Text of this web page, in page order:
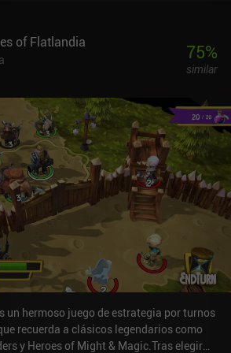
of Flatlandia 75%
similar
un hermoso juego de estrategia por turnos
recuerda a clásicos legendarios como
y Heroes of Might & Magic.Tras elegir